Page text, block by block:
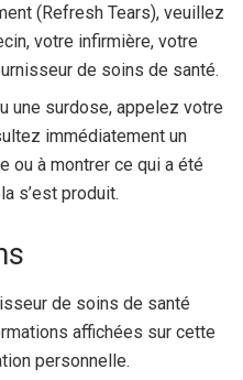
(Refresh Tears), veuillez
votre infirmière, votre
de soins de santé.
une surdose, appelez votre
immédiatement un
ou à montrer ce qui a été
s’est produit.
de soins de santé
affichées sur cette
personnelle.